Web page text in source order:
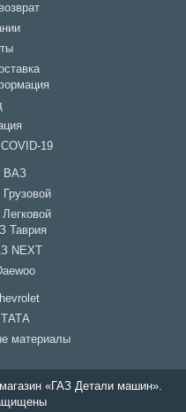
19
ВАЗ
Таврия
NEXT
ТАТА
материалы
«ГАЗ Детали машин».